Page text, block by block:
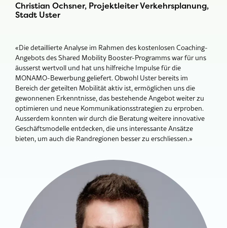
Christian Ochsner, Projektleiter Verkehrsplanung,
Stadt Uster
«Die detaillierte Analyse im Rahmen des kostenlosen Coaching-
Angebots des Shared Mobility Booster-Programms war für uns
äusserst wertvoll und hat uns hilfreiche Impulse für die
MONAMO-Bewerbung geliefert. Obwohl Uster bereits im
Bereich der geteilten Mobilität aktiv ist, ermöglichen uns die
gewonnenen Erkenntnisse, das bestehende Angebot weiter zu
optimieren und neue Kommunikationsstrategien zu erproben.
Ausserdem konnten wir durch die Beratung weitere innovative
Geschäftsmodelle entdecken, die uns interessante Ansätze
bieten, um auch die Randregionen besser zu erschliessen.»